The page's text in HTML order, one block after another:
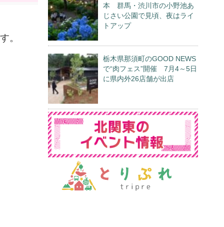
。
本 群馬・渋川市の小野池あ
じさい公園で見頃、夜はライ
トアップ
栃木県那須町のGOOD NEWS
で“肉フェス”開催 7月4～5日
に県内外26店舗が出店